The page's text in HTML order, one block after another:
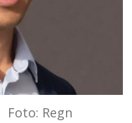
Foto: Regn